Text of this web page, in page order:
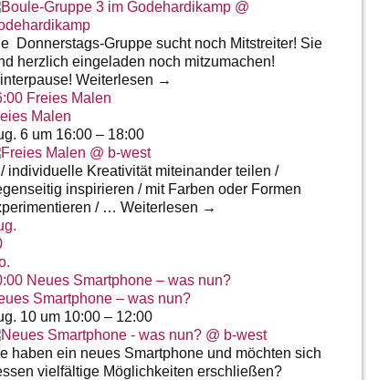
Donnerstags-Gruppe sucht noch Mitstreiter! Sie
herzlich eingeladen noch mitzumachen!
Weiterlesen →
Freies Malen
Malen
6 um 16:00 – 18:00
individuelle Kreativität miteinander teilen /
inspirieren / mit Farben oder Formen
/ … Weiterlesen →
Neues Smartphone – was nun?
Smartphone – was nun?
10 um 10:00 – 12:00
haben ein neues Smartphone und möchten sich
vielfältige Möglichkeiten erschließen?